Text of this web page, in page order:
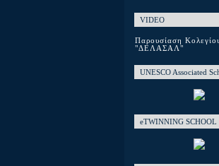
VIDEO
Παρουσίαση
"ΔΕΛΑΣΑΛ"
UNESCO Associated
eTWINNING SCHOOL